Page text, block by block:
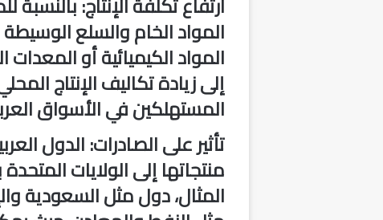
المواد الخام والسلع
المواد الكيميائية أو
إلى زيادة تكاليف الإنتاج
المستهلكين في الأسواق
تأثير على الصادرات: الدول
منتجاتها إلى الولايات
المثال، دول مثل السعودية